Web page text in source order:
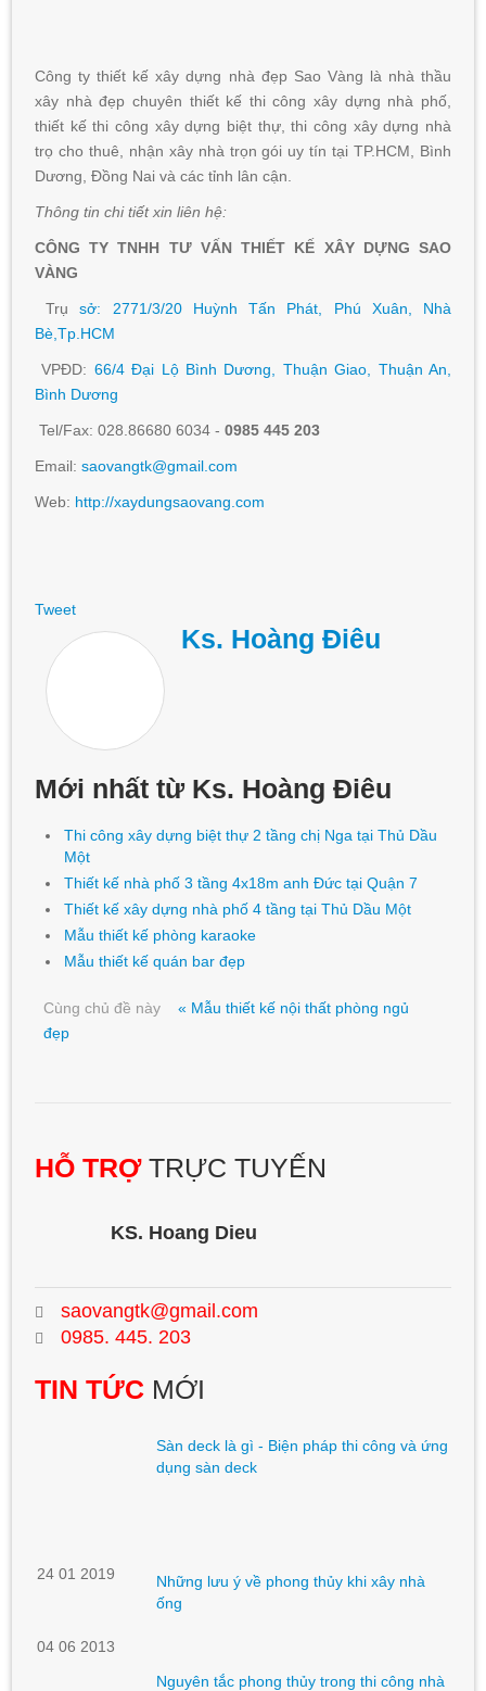
Công ty thiết kế xây dựng nhà đẹp Sao Vàng là nhà thầu
xây nhà đẹp chuyên thiết kế thi công xây dựng nhà phố,
thiết kế thi công xây dựng biệt thự, thi công xây dựng nhà
trọ cho thuê, nhận xây nhà trọn gói uy tín tại TP.HCM, Bình
Dương, Đồng Nai và các tỉnh lân cận.
Thông tin chi tiết xin liên hệ:
CÔNG TY TNHH TƯ VẤN THIẾT KẾ XÂY DỰNG SAO
VÀNG
Trụsở: 2771/3/20 Huỳnh Tấn Phát, Phú Xuân, Nhà
Bè,Tp.HCM
VPĐD: 66/4 Đại Lộ Bình Dương, Thuận Giao, Thuận An,
Bình Dương
Tel/Fax: 028.86680 6034 - 0985 445 203
Email: saovangtk@gmail.com
Web: http://xaydungsaovang.com
Tweet
Ks. Hoàng Điêu
Mới nhất từ Ks. Hoàng Điêu
Thi công xây dựng biệt thự 2 tầng chị Nga tại Thủ Dầu
Một
Thiết kế nhà phố 3 tầng 4x18m anh Đức tại Quận 7
Thiết kế xây dựng nhà phố 4 tầng tại Thủ Dầu Một
Mẫu thiết kế phòng karaoke
Mẫu thiết kế quán bar đẹp
Cùng chủ đề này
« Mẫu thiết kế nội thất phòng ngủ
đẹp
HỖ TRỢTRỰC TUYẾN
KS. Hoang Dieu
saovangtk@gmail.com
0985. 445. 203
TIN TỨCMỚI
Sàn deck là gì - Biện pháp thi công và ứng
dụng sàn deck
24 01 2019
Những lưu ý về phong thủy khi xây nhà
ống
04 06 2013
Nguyên tắc phong thủy trong thi công nhà